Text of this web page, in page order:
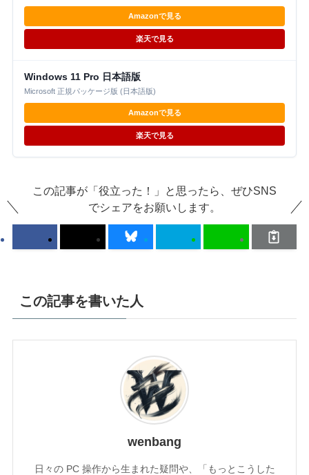
Amazonで見る
楽天で見る
Windows 11 Pro 日本語版
Microsoft 正規パッケージ版 (日本語版)
Amazonで見る
楽天で見る
この記事が「役立った！」と思ったら、ぜひSNS
でシェアをお願いします。
この記事を書いた人
wenbang
日々の PC 操作から生まれた疑問や、「もっとこうした